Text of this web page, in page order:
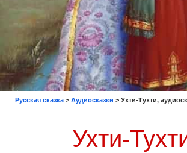
Русская сказка > Аудиосказки > Ухти-Тухти,
Ухти-